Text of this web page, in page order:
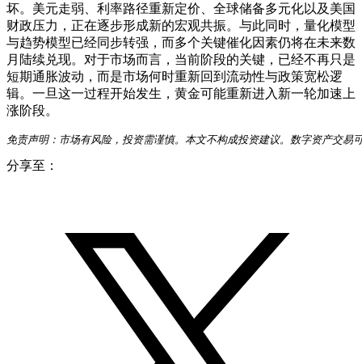
坏。美元走弱、利率路径重新定价、全球储备多元化以及美国
财政压力，正在逐步形成新的宏观共振。与此同时，量化模型
与趋势模型已经同步转强，而多个关键催化因素仍将在未来数
月陆续兑现。对于市场而言，当前阶段的关键，已经不再只是
短期通胀波动，而是市场何时重新回到流动性与政策宽松逻
辑。一旦这一过程开始发生，黄金可能重新进入新一轮加速上
涨阶段。
免责声明：市场有风险，投资需谨慎。本文不构成投资建议。数字资产交
分享至：